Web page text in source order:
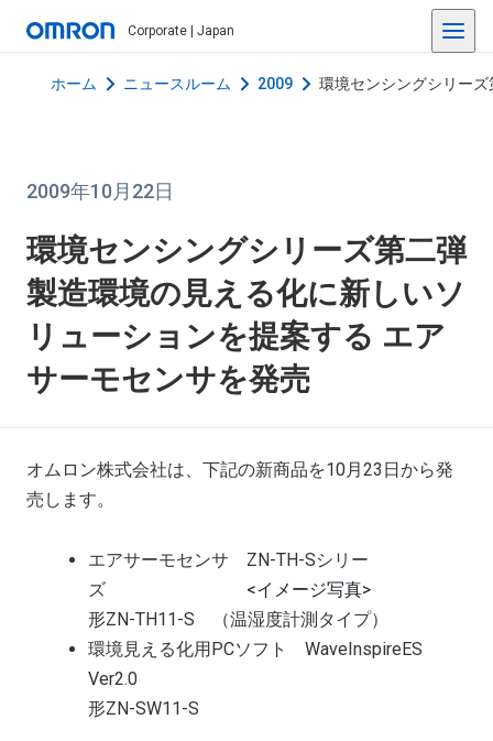
Corporate | Japan
ホーム ニュースルーム 2009 環境センシングシリー
2009年10月22日
環境センシングシリーズ第二弾
製造環境の見える化に新しいソ
リューションを提案する エア
サーモセンサを発売
オムロン株式会社は、下記の新商品を10月23日から発
売します。
エアサーモセンサ ZN-TH-Sシリー
ズ <イメージ写真>
形ZN-TH11-S （温湿度計測タイプ）
環境見える化用PCソフト WaveInspireES
Ver2.0
形ZN-SW11-S